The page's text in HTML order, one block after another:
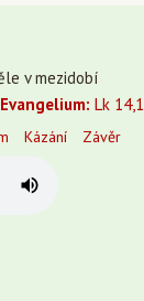
v mezidobí
Evangelium: Lk 14,1
Kázání Závěr